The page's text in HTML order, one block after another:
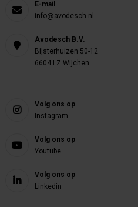
E-mail
info@avodesch.nl
Avodesch B.V.
Bijsterhuizen 50-12
6604 LZ Wijchen
Volg ons op
Instagram
Volg ons op
Youtube
Volg ons op
Linkedin